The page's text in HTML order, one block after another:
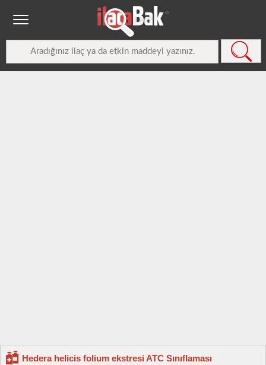
Hedera helicis folium ekstresi ATC Sınıflaması